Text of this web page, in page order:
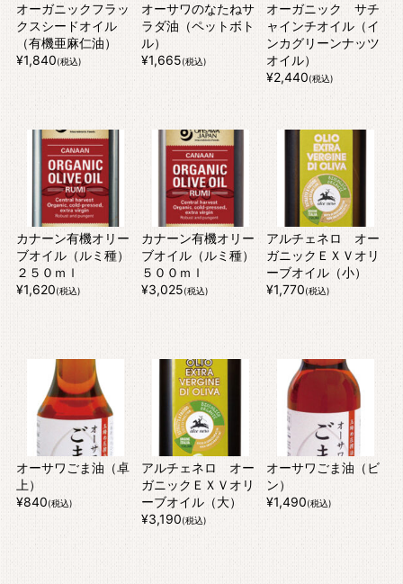
オーガニックフラッ
クスシードオイル
（有機亜麻仁油）
¥1,840(税込)
オーサワのなたねサ
ラダ油（ペットボト
ル）
¥1,665(税込)
オーガニック サチ
ャインチオイル（イ
ンカグリーンナッツ
オイル）
¥2,440(税込)
カナーン有機オリー
ブオイル（ルミ種）
２５０ｍｌ
¥1,620(税込)
カナーン有機オリー
ブオイル（ルミ種）
５００ｍｌ
¥3,025(税込)
アルチェネロ オー
ガニックＥＸＶオリ
ーブオイル（小）
¥1,770(税込)
オーサワごま油（卓
上）
¥840(税込)
アルチェネロ オー
ガニックＥＸＶオリ
ーブオイル（大）
¥3,190(税込)
オーサワごま油（ビ
ン）
¥1,490(税込)